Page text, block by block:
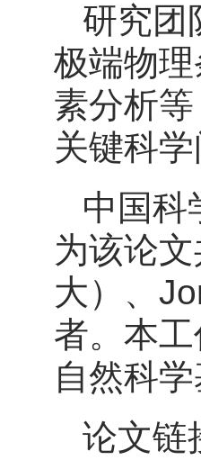
研究团
极端物
素分析
关键科学
中国科
为该论
大）、
者。本
自然科
论文链